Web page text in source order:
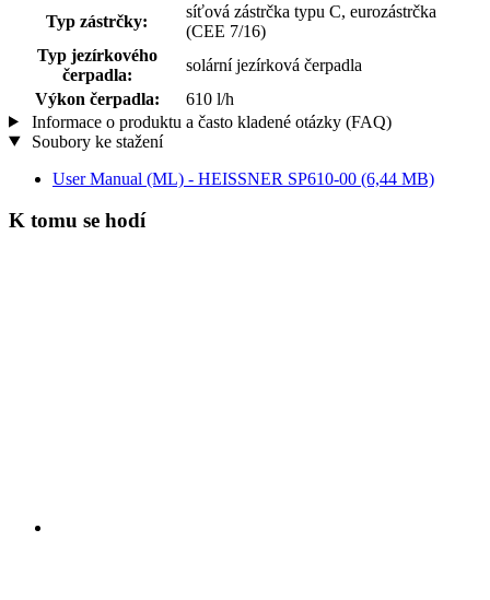
Typ zástrčky:
síťová zástrčka typu C, eurozástrčka
(CEE 7/16)
Typ jezírkového
čerpadla:
solární jezírková čerpadla
Výkon čerpadla:
610 l/h
Informace o produktu a často kladené otázky (FAQ)
Soubory ke stažení
User Manual (ML) - HEISSNER SP610-00 (6,44 MB)
K tomu se hodí